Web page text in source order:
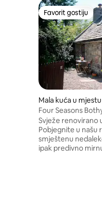
Favorit gostiju
Favorit gostiju
Mala kuća u
Council
Four Seasons
Svježe renovirano
Pobjegnite u našu
smještenu
ipak predivno